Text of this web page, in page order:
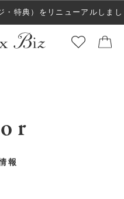
・特典）をリニューアルしまし
報